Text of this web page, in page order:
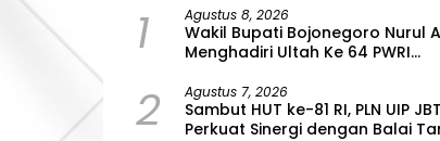
1 Agustus 8, 2026
Wakil Bupati Bojonegoro Nurul
Menghadiri Ultah Ke 64 PWRI
2 Agustus 7, 2026
Sambut HUT ke-81 RI, PLN UIP
Perkuat Sinergi dengan Balai